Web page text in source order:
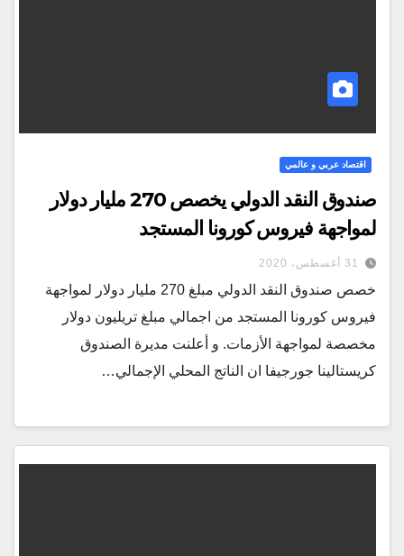
اقتصاد عربي و عالمي
صندوق النقد الدولي يخصص 270 مليار دولار
لمواجهة فيروس كورونا المستجد
31 أغسطس، 2020
خصص صندوق النقد الدولي مبلغ 270 مليار دولار لمواجهة
فيروس كورونا المستجد من اجمالي مبلغ تريليون دولار
مخصصة لمواجهة الأزمات. و أعلنت مديرة الصندوق
كريستالينا جورجيفا ان الناتج المحلي الإجمالي…